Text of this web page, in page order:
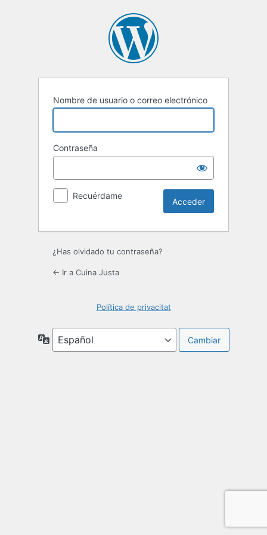
Nombre de usuario o correo electrónico
Contraseña
Recuérdame
¿Has olvidado tu contraseña?
← Ir a Cuina Justa
Política de privacitat
Idioma